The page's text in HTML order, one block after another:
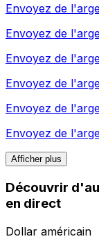
Envoyez de
Envoyez de
Envoyez de
Envoyez de
Envoyez de
Envoyez de
Afficher plus
Découvrir
en direct
Dollar américain